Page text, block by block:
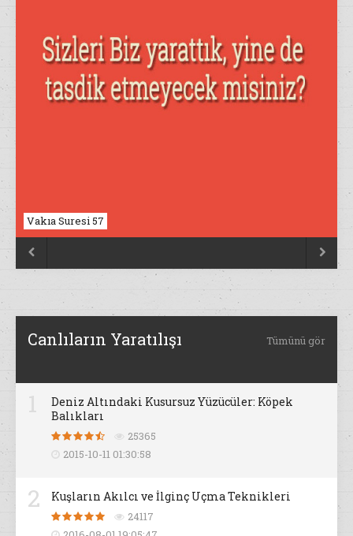
Vakıa Suresi 57
Nahl Suresi 17
 
Canlıların Yaratılışı Tümünü gör
Deniz Altındaki Kusursuz Yüzücüler: Köpek
Balıkları
25365
2015-10-11 01:30:58
2 Kuşların Akılcı ve İlginç Uçma Teknikleri
24117